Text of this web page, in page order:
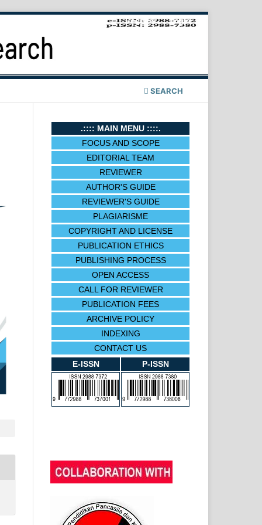
SEARCH
Register Login
.:::: MAIN MENU ::::.
FOCUS AND SCOPE
EDITORIAL TEAM
REVIEWER
AUTHOR'S GUIDE
REVIEWER'S GUIDE
PLAGIARISME
COPYRIGHT AND LICENSE
PUBLICATION ETHICS
PUBLISHING PROCESS
OPEN ACCESS
CALL FOR REVIEWER
PUBLICATION FEES
ARCHIVE POLICY
INDEXING
CONTACT US
E-ISSN
P-ISSN